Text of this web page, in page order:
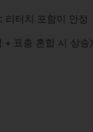
리터치 포함이 안정
표층 혼합 시 상승)